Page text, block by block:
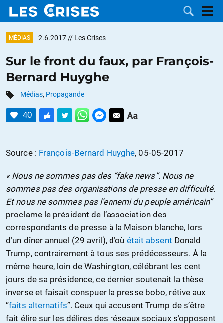
DOSSIERS
CATÉGORIES
CONTACTER
FAIRE UN
MÉDIAS 2.6.2017 // Les Crises
Sur le front du faux, par François-
Bernard Huyghe
Médias, Propagande
40
Source : François-Bernard Huyghe, 05-05-2017
« Nous ne sommes pas des “fake news”. Nous ne
sommes pas des organisations de presse en difficulté.
Et nous ne sommes pas l’ennemi du peuple américain”
proclame le président de l’association des
correspondants de presse à la Maison blanche, lors
d’un dîner annuel (29 avril), d’où était absent Donald
Trump, contrairement à tous ses prédécesseurs. À la
même heure, loin de Washington, célébrant les cent
jours de sa présidence, ce dernier soutenait la thèse
inverse et faisait conspuer la presse bobo, rétive aux
“faits alternatifs”. Ceux qui accusent Trump de s’être
fait élire sur les délires des réseaux sociaux s’opposent